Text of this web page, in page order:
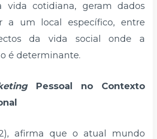
vida cotidiana, geram dados
a um local específico, entre
da vida social onde a
é determinante.
Pessoal no Contexto
afirma que o atual mundo